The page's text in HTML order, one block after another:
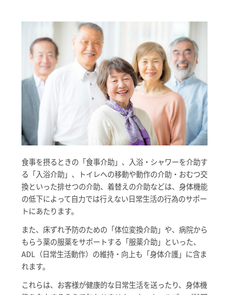
食事を摂るときの「食事介助」、入浴・シャワーを介助す
る「入浴介助」、トイレへの移動や動作の介助・おむつ交
換といった排せつの介助、着替えの介助などは、身体機能
の低下によって自力では行えない日常生活の行為のサポー
トにあたります。
また、床ずれ予防のための「体位変換介助」や、病院から
もらう薬の服薬をサポートする「服薬介助」といった、
ADL（日常生活動作）の維持・向上も「身体介護」に含ま
れます。
これらは、お客様が健康的な日常生活を送ったり、身体機